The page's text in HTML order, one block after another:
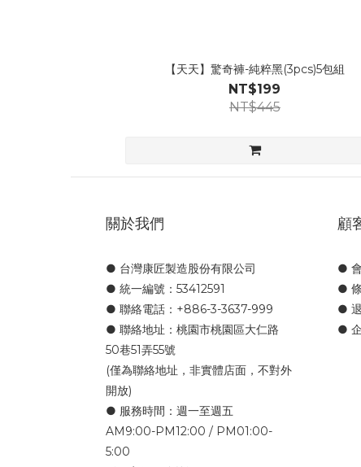
【天天】驚奇褲-純粹黑(3pcs)5包組
NT$199
NT$445
關於我們
● 台灣康匠製造股份有限公司
● 統一編號：53412591
● 聯絡電話：+886-3-3637-999
● 聯絡地址：桃園市桃園區大仁路
50巷51弄55號
(僅為聯絡地址，非實體店面，不對外
開放)
● 服務時間：週一至週五
AM9:00-PM12:00 / PM01:00-
5:00
顧
●
●
●
●